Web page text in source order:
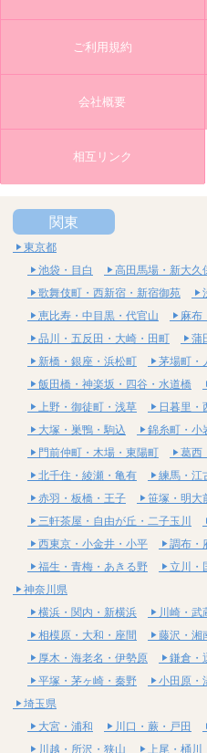
ご利用規約
会社概要
相互リンク
関東
東京都
池袋・目白
高田馬場・新大久
歌舞伎町・西新宿・新宿御苑
恵比寿・中目黒・代官山
麻布
品川・五反田・大崎・田町
蒲
新橋・銀座・浜松町
茅場町・
飯田橋・神楽坂・四谷・水道橋
上野・御徒町・浅草
日暮里・
大塚・巣鴨・駒込
錦糸町・小
門前仲町・木場・東陽町
葛西
北千住・綾瀬・亀有
練馬・江
赤羽・板橋・王子
笹塚・明大
三軒茶屋・自由が丘・二子玉川
西東京・小金井・小平
調布・
福生・青梅・あきる野
立川・
神奈川県
横浜・関内・新横浜
川崎・武
相模原・大和・座間
藤沢・湘
厚木・海老名・伊勢原
鎌倉・
平塚・茅ヶ崎・秦野
小田原・
埼玉県
大宮・浦和
川口・蕨・戸田
川越・所沢・狭山
上尾・桶川